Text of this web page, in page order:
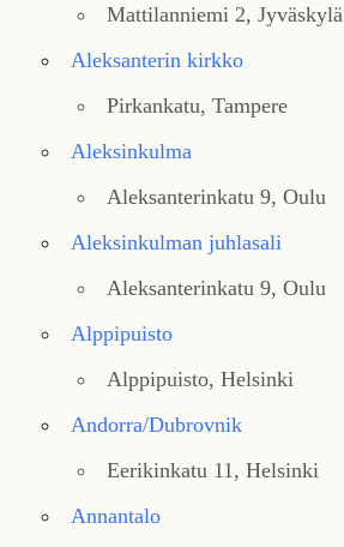
Mattilanniemi 2, Jyväskylä
Aleksanterin kirkko
Pirkankatu, Tampere
Aleksinkulma
Aleksanterinkatu 9, Oulu
Aleksinkulman juhlasali
Aleksanterinkatu 9, Oulu
Alppipuisto
Alppipuisto, Helsinki
Andorra/Dubrovnik
Eerikinkatu 11, Helsinki
Annantalo